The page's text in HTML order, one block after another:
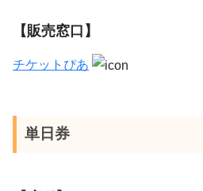
【販売窓口】
チケットぴあ
単日券